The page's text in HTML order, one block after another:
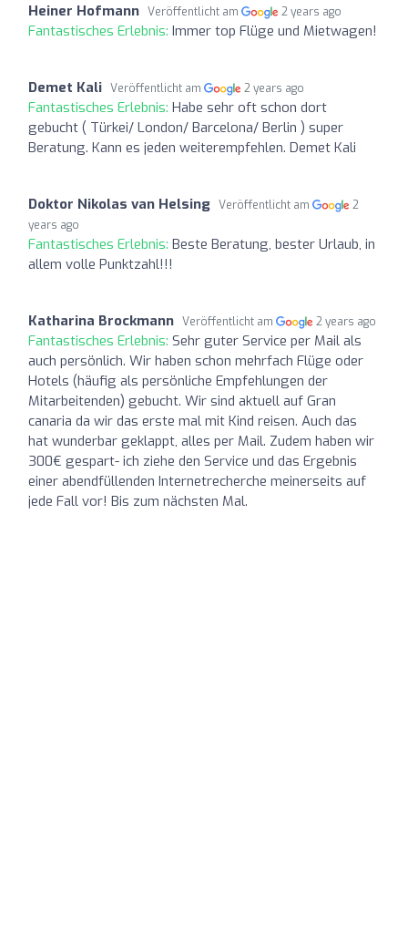
Heiner Hofmann Veröffentlicht am 2 years ago
Fantastisches Erlebnis: Immer top Flüge und Mietwagen!
Demet Kali Veröffentlicht am 2 years ago
Fantastisches Erlebnis: Habe sehr oft schon dort
gebucht ( Türkei/ London/ Barcelona/ Berlin ) super
Beratung. Kann es jeden weiterempfehlen. Demet Kali
Doktor Nikolas van Helsing Veröffentlicht am
2
years ago
Fantastisches Erlebnis: Beste Beratung, bester Urlaub, in
allem volle Punktzahl!!!
Katharina Brockmann Veröffentlicht am 2 years ago
Fantastisches Erlebnis: Sehr guter Service per Mail als
auch persönlich. Wir haben schon mehrfach Flüge oder
Hotels (häufig als persönliche Empfehlungen der
Mitarbeitenden) gebucht. Wir sind aktuell auf Gran
canaria da wir das erste mal mit Kind reisen. Auch das
hat wunderbar geklappt, alles per Mail. Zudem haben wir
300€ gespart- ich ziehe den Service und das Ergebnis
einer abendfüllenden Internetrecherche meinerseits auf
jede Fall vor! Bis zum nächsten Mal.